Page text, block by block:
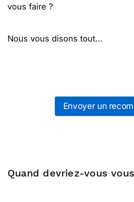
vous faire ?
Nous vous disons tout...
Envoyer un
Quand devriez-vous